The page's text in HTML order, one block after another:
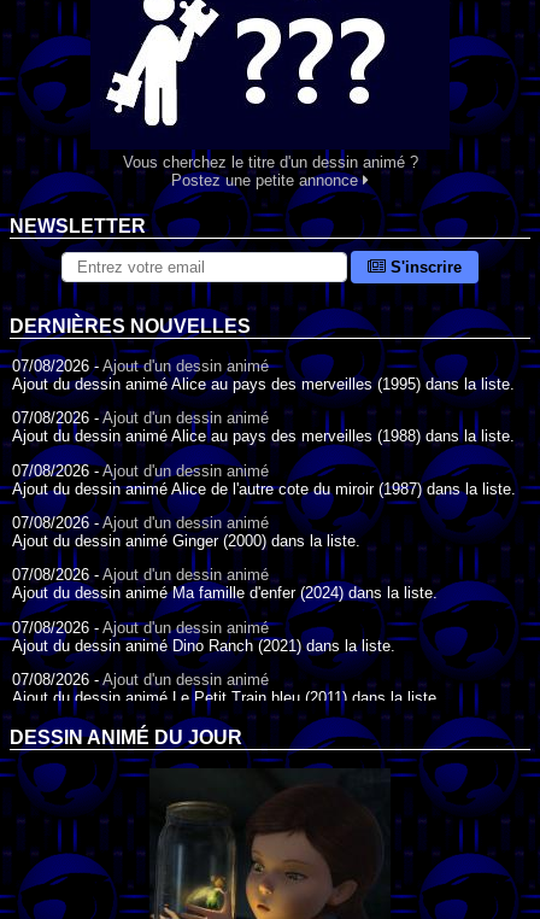
Vous cherchez le titre d'un dessin animé ?
Postez une petite annonce
NEWSLETTER
S'inscrire
DERNIÈRES NOUVELLES
07/08/2026 - Ajout d'un dessin animé
Ajout du dessin animé Alice au pays des merveilles (1995) dans la liste.
07/08/2026 -Ajout d'un dessin animé
Ajout du dessin animé Alice au pays des merveilles (1988) dans la liste.
07/08/2026 -Ajout d'un dessin animé
Ajout du dessin animé Alice de l'autre cote du miroir (1987) dans la liste.
07/08/2026 -Ajout d'un dessin animé
Ajout du dessin animé Ginger (2000) dans la liste.
07/08/2026 -Ajout d'un dessin animé
Ajout du dessin animé Ma famille d'enfer (2024) dans la liste.
07/08/2026 - Ajout d'un dessin animé
Ajout du dessin animé Dino Ranch (2021) dans la liste.
07/08/2026 -Ajout d'un dessin animé
Ajout du dessin animé Le Petit Train bleu (2011) dans la liste.
07/08/2026 -Ajout d'un dessin animé
Ajout du dessin animé Agent Spécial Oso (2009) dans la liste.
17/07/2026 - Ajout d'un dessin animé
Ajout du dessin animé Peter Pan (1988) dans la liste.
Ajout d'un dessin animé
Ajout du dessin animé Le Bossu de Notre-Dame (1996) dans la liste.
DESSIN ANIMÉ DU JOUR